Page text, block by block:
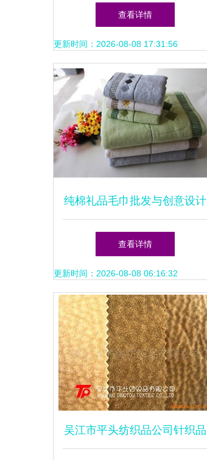
新质生产力标杆
查看详情
更新时间：2026-08-08 17:31:56
纯棉礼品毛巾批发与创意设计
高阳厂家打造高品质纺织品新
标杆
查看详情
更新时间：2026-08-08 06:16:32
吴江市平头纺织品公司针织品